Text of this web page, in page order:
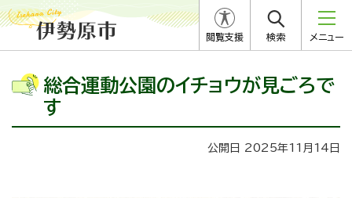
閲覧支援 検索 メニュー
総合運動公園のイチョウが見ごろで
す
公開日 2025年11月14日